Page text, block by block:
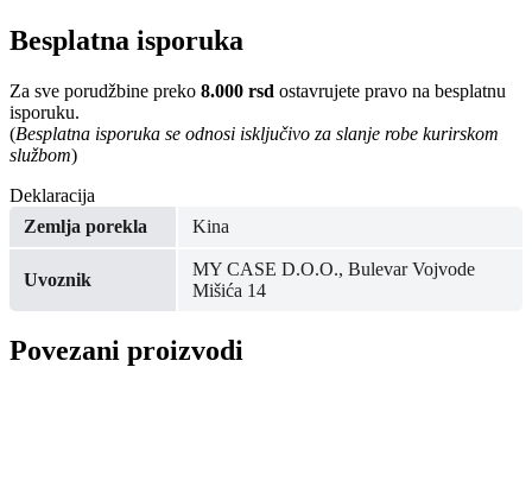
Besplatna isporuka
Za sve porudžbine preko 8.000 rsd ostavrujete pravo na besplatnu
isporuku.
(Besplatna isporuka se odnosi isključivo za slanje robe kurirskom
službom)
Deklaracija
Zemlja porekla
Kina
Uvoznik
MY CASE D.O.O., Bulevar Vojvode
Mišića 14
Povezani proizvodi